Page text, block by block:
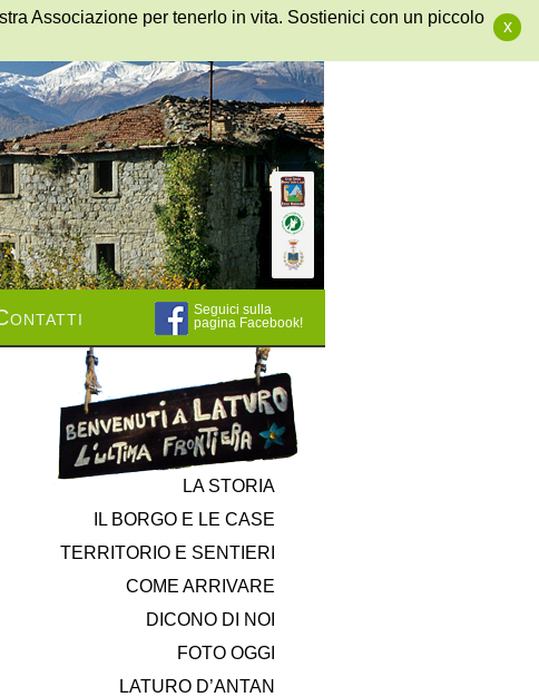
Seguici sulla
pagina Facebook!
LA STORIA
IL BORGO E LE CASE
TERRITORIO E SENTIERI
COME ARRIVARE
DICONO DI NOI
FOTO OGGI
LATURO D’ANTAN
x
Associazione per tenerlo in vita. Sostienici con un piccolo